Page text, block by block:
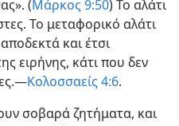
μέσα σας και να
( Μάρκος 9:50) Το αλάτι
Το μεταφορικό αλάτι
και έτσι
ειρήνης, κάτι που δεν
Κολοσσαείς 4:6